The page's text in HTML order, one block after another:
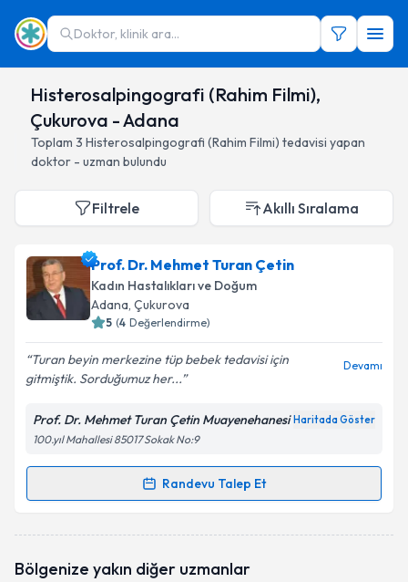
Doktor, klinik ara...
Histerosalpingografi (Rahim Filmi),
Çukurova - Adana
Toplam 3 Histerosalpingografi (Rahim Filmi) tedavisi yapan
doktor - uzman bulundu
Filtrele Akıllı Sıralama
Prof. Dr. Mehmet Turan Çetin
Kadın Hastalıkları ve Doğum
Adana, Çukurova
5 (4 Değerlendirme)
Turan beyin merkezine tüp bebek tedavisi için
gitmiştik. Sorduğumuz her...
Devamı
Prof. Dr. Mehmet Turan Çetin Muayenehanesi Haritada Göster
100.yıl Mahallesi 85017 Sokak No:9
Randevu Talep Et
Randevu Takvimi Talebi
talebi oluşturun. Size bu uzmandan randevu almanız
Bölgenize yakın diğer uzmanlar